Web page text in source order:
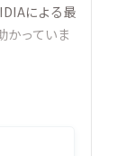
による最
かっていま